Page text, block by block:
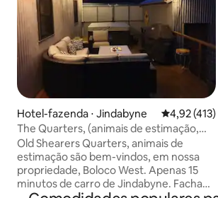
Hotel-fazenda ⋅ Jindabyne 4,92 de
4,92 (413)
The Quarters, (animais de estimação,
banheira de hidromassagem) Fazenda
Old Shearers Quarters, animais de
estimação são bem-vindos, em nossa
propriedade, Boloco West. Apenas 15
minutos de carro de Jindabyne. Fachada